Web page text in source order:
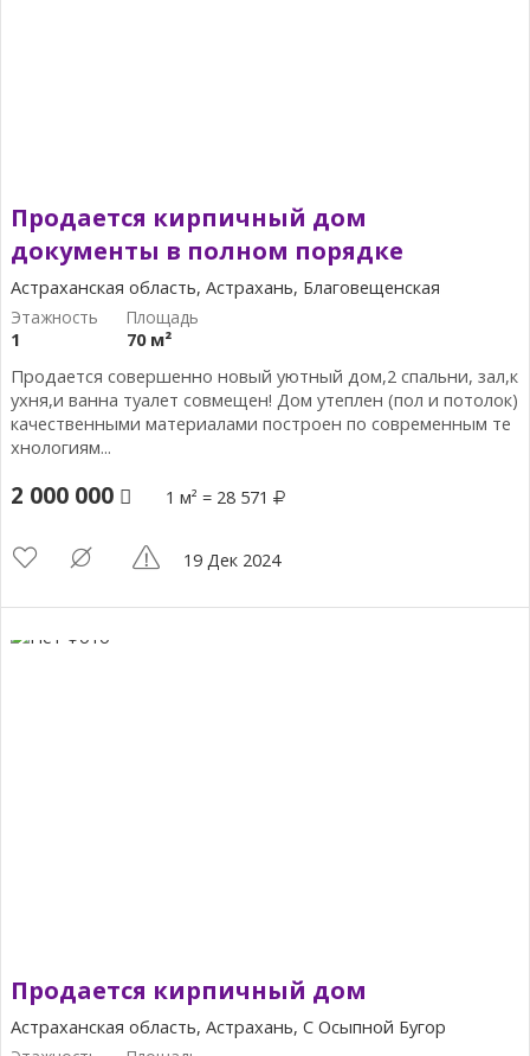
Продается кирпичный дом
документы в полном порядке
Астраханская область, Астрахань, Благовещенская
1
70 м²
Продается совершенно новый уютный дом,2 спальни, зал,к
ухня,и ванна туалет совмещен! Дом утеплен (пол и потолок)
качественными материалами построен по современным те
хнологиям...
2 000 000 1 м² = 28 571
19 Дек 2024
Продается кирпичный дом
Астраханская область, Астрахань, С Осыпной Бугор